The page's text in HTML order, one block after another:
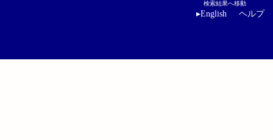
検索結果へ移動
▸English ヘルプ